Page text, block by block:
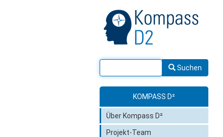
Suchen
KOMPASS D²
Über Kompass D²
Projekt-Team